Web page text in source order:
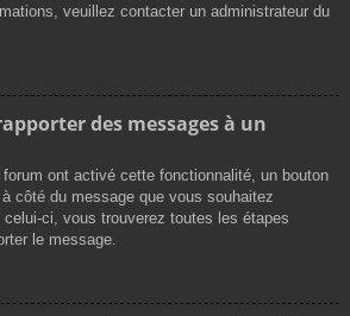
veuillez contacter un administrateur du
des messages à un
ont activé cette fonctionnalité, un bouton
côté du message que vous souhaitez
celui-ci, vous trouverez toutes les étapes
le message.